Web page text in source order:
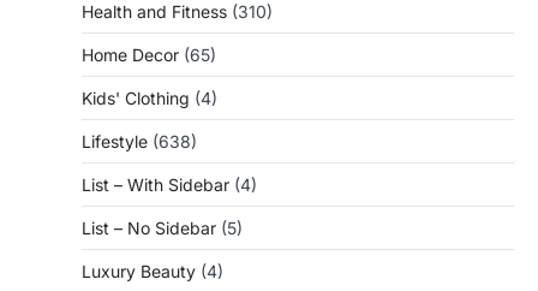
Health and Fitness (310)
Home Decor (65)
Kids' Clothing (4)
Lifestyle (638)
List – With Sidebar (4)
List – No Sidebar (5)
Luxury Beauty (4)